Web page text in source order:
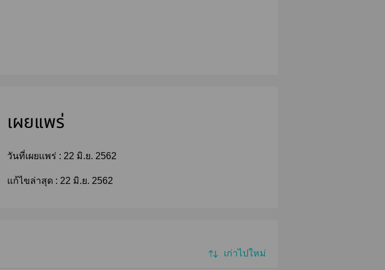
เผยแพร่
วันที่เผยแพร่ : 22 มิ.ย. 2562
แก้ไขล่าสุด : 22 มิ.ย. 2562
เก่าไปใหม่